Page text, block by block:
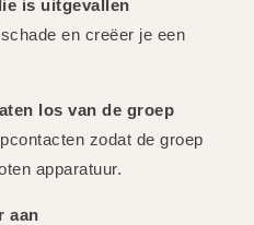
is uitgevallen
en creëer je een
los van de groep
zodat de groep
apparatuur.
aan